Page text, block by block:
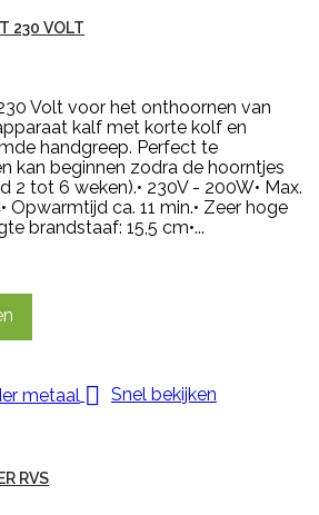
230 VOLT
Volt voor het onthoornen van
kalf met korte kolf en
handgreep. Perfect te
kan beginnen zodra de hoorntjes
2 tot 6 weken).• 230V - 200W• Max.
Opwarmtijd ca. 11 min.• Zeer hoge
brandstaaf: 15,5 cm•...

Snel bekijken
RVS